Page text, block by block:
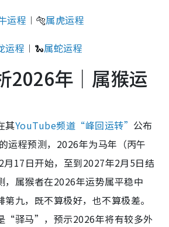
运程 ︱🐅属虎运程
运程 ︱🐍属蛇运程
2026年｜属猴运
其YouTube频道“峰回运转” 公布
运程预测，2026年为马年（丙午
17日开始，至到2027年2月5日结
，属猴者在2026年运势属平稳中
九，既不算极好，也不算极差。
“驿马”，预示2026年将有较多外